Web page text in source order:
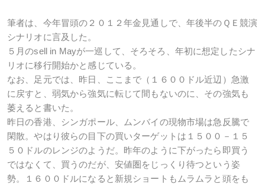
筆者は、今年冒頭の２０１２年金見通しで、年後半のＱＥ競演
シナリオに言及した。
５月のsell in Mayが一巡して、そろそろ、年初に想定したシナ
リオに移行開始かと感じている。
なお、足元では、昨日、ここまで（１６００ドル近辺）急激
に戻すと、弱気から強気に転じて間もないのに、その強気も
萎えると書いた。
昨日の香港、シンガポール、ムンバイの現物市場は急反騰で
閑散。やはり彼らの目下の買いターゲットは１５００－１５
５０ドルのレンジのようだ。昨年のように下がったら即買う
ではなくて、買うのだが、安値圏をじっくり待つという姿
勢。１６００ドルになると新規ショートもムラムラと頭をも